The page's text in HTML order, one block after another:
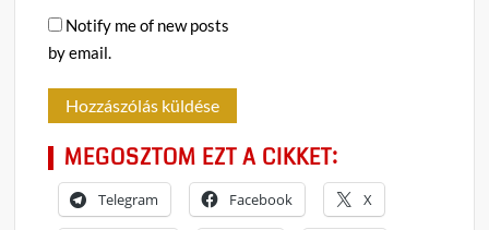
Notify me of new posts
by email.
MEGOSZTOM EZT A CIKKET:
Telegram Facebook X